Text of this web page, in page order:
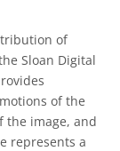
of
Sloan Digital
of the
the image, and
represents a